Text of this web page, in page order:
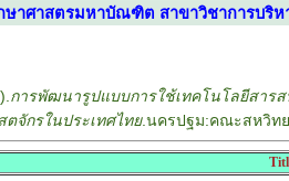
ษาศาสตรมหาบัณฑิต สาขาวิชาการบริห
การพัฒนารูปแบบการใช้เทคโนโลยีสารส
จักรในประเทศไทย.นครปฐม:คณะสหวิทย